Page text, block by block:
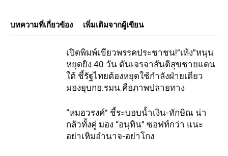
บทความที่เกี่ยวข้อง เพิ่มเติมจากผู้เขียน
เปิดพิมพ์เขียวพรรคประชาชน!”เท้ง”หนุน
หยุดยิง 40 วัน ดันเจรจาสันติสุขชายแดน
ใต้ ชี้รัฐไทยต้องหยุดใช้กำลังฝ่ายเดียว
มองยุบกอ.รมน.คือภาพปลายทาง
“หมอวรงค์” ชี้ระบอบน้ำเงิน-ทักษิณ น่า
กลัวทั้งคู่ มอง “อนุทิน” ซอฟท์กว่า แนะ
อย่าเหิมอำนาจ-อย่าโกง